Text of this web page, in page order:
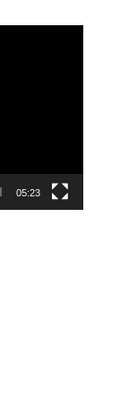
05:23